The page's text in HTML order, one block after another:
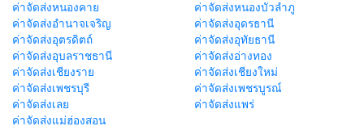
ค่าจัดส่งหนองคาย
ค่าจัดส่งหนองบัวลำภู
ค่าจัดส่งอำนาจเจริญ
ค่าจัดส่งอุดรธานี
ค่าจัดส่งอุตรดิตถ์
ค่าจัดส่งอุทัยธานี
ค่าจัดส่งอุบลราชธานี
ค่าจัดส่งอ่างทอง
ค่าจัดส่งเชียงราย
ค่าจัดส่งเชียงใหม่
ค่าจัดส่งเพชรบุรี
ค่าจัดส่งเพชรบูรณ์
ค่าจัดส่งเลย
ค่าจัดส่งแพร่
ค่าจัดส่งแม่ฮ่องสอน